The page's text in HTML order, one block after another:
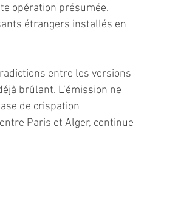
opération présumée.
étrangers installés en
entre les versions
brûlant. L’émission ne
de crispation
Paris et Alger, continue